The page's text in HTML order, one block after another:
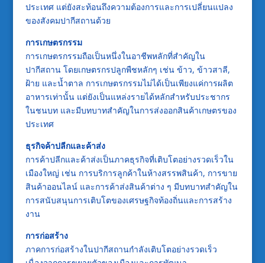
ประเทศ แต่ยังสะท้อนถึงความต้องการและการเปลี่ยนแปลง
ของสังคมปากีสถานด้วย
การเกษตรกรรม
การเกษตรกรรมถือเป็นหนึ่งในอาชีพหลักที่สำคัญใน
ปากีสถาน โดยเกษตรกรปลูกพืชหลักๆ เช่น ข้าว, ข้าวสาลี,
ฝ้าย และน้ำตาล การเกษตรกรรมไม่ได้เป็นเพียงแค่การผลิต
อาหารเท่านั้น แต่ยังเป็นแหล่งรายได้หลักสำหรับประชากร
ในชนบท และมีบทบาทสำคัญในการส่งออกสินค้าเกษตรของ
ประเทศ
ธุรกิจค้าปลีกและค้าส่ง
การค้าปลีกและค้าส่งเป็นภาคธุรกิจที่เติบโตอย่างรวดเร็วใน
เมืองใหญ่ เช่น การบริการลูกค้าในห้างสรรพสินค้า, การขาย
สินค้าออนไลน์ และการค้าส่งสินค้าต่าง ๆ มีบทบาทสำคัญใน
การสนับสนุนการเติบโตของเศรษฐกิจท้องถิ่นและการสร้าง
งาน
การก่อสร้าง
ภาคการก่อสร้างในปากีสถานกำลังเติบโตอย่างรวดเร็ว